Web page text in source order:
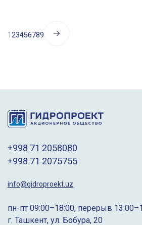
1 23456789
+998 71 2058080
+998 71 2075755
info@gidroproekt.uz
пн-пт 09:00–18:00, перерыв
г. Ташкент, ул. Бобура, 20